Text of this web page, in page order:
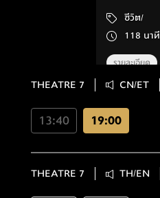
ชีวิต/
118 นาที
รายละเอียด
THEATRE 7 CN/ET
13:40 19:00
THEATRE 7 TH/EN